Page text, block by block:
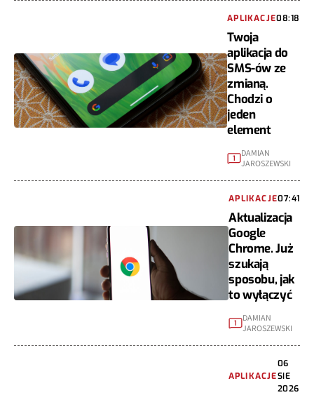
APLIKACJE08:18
Twoja
aplikacja do
SMS-ów ze
zmianą.
Chodzi o
jeden
element
1
DAMIAN
JAROSZEWSKI
APLIKACJE07:41
Aktualizacja
Google
Chrome. Już
szukają
sposobu, jak
to wyłączyć
1
DAMIAN
JAROSZEWSKI
APLIKACJE
06
SIE
2026